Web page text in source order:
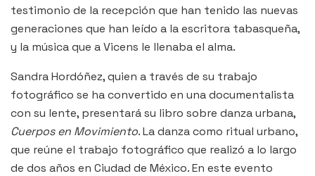
testimonio de la recepción que han tenido las nuevas
generaciones que han leído a la escritora tabasqueña,
y la música que a Vicens le llenaba el alma.
Sandra Hordóñez, quien a través de su trabajo
fotográfico se ha convertido en una documentalista
con su lente, presentará su libro sobre danza urbana,
Cuerpos en Movimiento. La danza como ritual urbano,
que reúne el trabajo fotográfico que realizó a lo largo
de dos años en Ciudad de México. En este evento